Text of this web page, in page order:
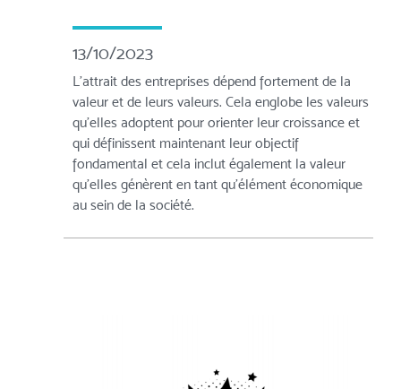
13/10/2023
L'attrait des entreprises dépend fortement de la
valeur et de leurs valeurs. Cela englobe les valeurs
qu'elles adoptent pour orienter leur croissance et
qui définissent maintenant leur objectif
fondamental et cela inclut également la valeur
qu'elles génèrent en tant qu'élément économique
au sein de la société.